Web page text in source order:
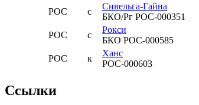
РОС с
Сивельга-Гайна
БКО/Рг РОС-000351
РОС с
Рокси
БКО РОС-000585
РОС к
Ханс
РОС-000603
Ссылки